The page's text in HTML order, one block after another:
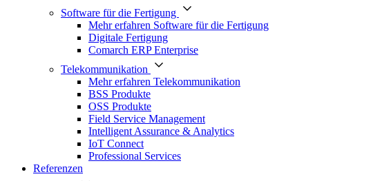
Software für die Fertigung
Mehr erfahren Software für die Fertigung
Digitale Fertigung
Comarch ERP Enterprise
Telekommunikation
Mehr erfahren Telekommunikation
BSS Produkte
OSS Produkte
Field Service Management
Intelligent Assurance & Analytics
IoT Connect
Professional Services
Referenzen